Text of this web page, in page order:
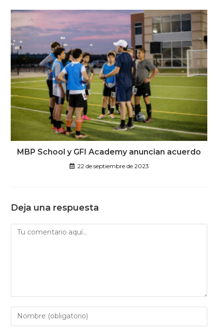
MBP School y GFI Academy anuncian acuerdo
22 de septiembre de 2023
Deja una respuesta